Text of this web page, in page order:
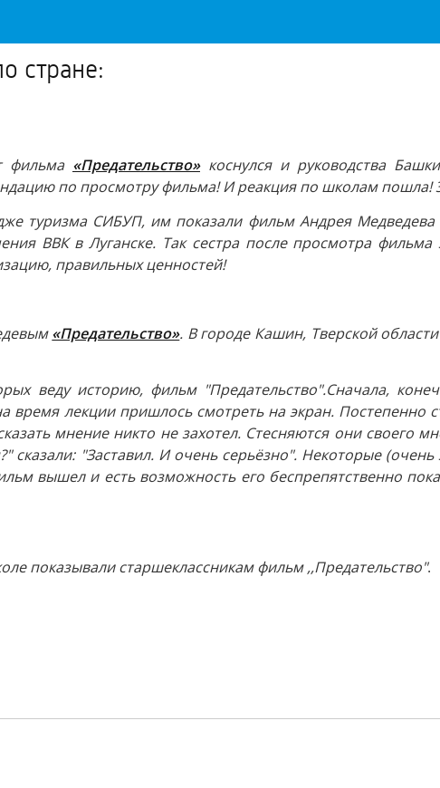
стране:
фильма «Предательство»коснулся и руководства
по просмотру фильма! И реакция по школам пошла!
туризма СИБУП, им показали фильм Андрея Медведева
ВВК в Луганске. Так сестра после просмотра фильма
правильных ценностей!
«Предательство». В городе Кашин, Тверской
веду историю, фильм "Предательство".Сначала,
время лекции пришлось смотреть на экран. Постепенно
мнение никто не захотел. Стесняются они своего
сказали: "Заставил. И очень серьёзно". Некоторые
вышел и есть возможность его беспрепятственно
показывали старшеклассникам фильм ,,Предательство".